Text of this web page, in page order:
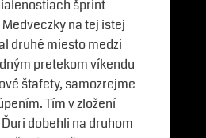
šprint
na tej istej
druhé miesto medzi
pretekom víkendu
štafety, samozrejme
Tím v zložení
dobehli na druhom